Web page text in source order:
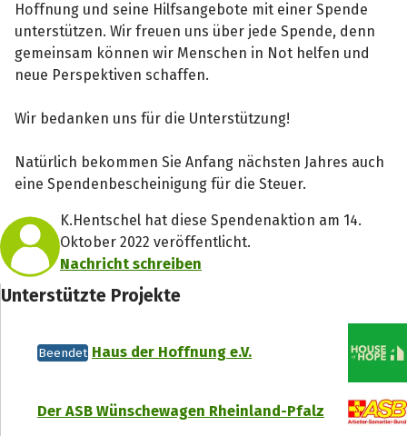
Hoffnung und seine Hilfsangebote mit einer Spende
unterstützen. Wir freuen uns über jede Spende, denn
gemeinsam können wir Menschen in Not helfen und
neue Perspektiven schaffen.
Wir bedanken uns für die Unterstützung!
Natürlich bekommen Sie Anfang nächsten Jahres auch
eine Spendenbescheinigung für die Steuer.
K.Hentschel hat diese Spendenaktion am 14.
Oktober 2022 veröffentlicht.
Nachricht schreiben
Unterstützte Projekte
Beendet Haus der Hoffnung e.V.
Der ASB Wünschewagen Rheinland-Pfalz
Teile die Spendenaktion
Facebook WhatsApp Messenger